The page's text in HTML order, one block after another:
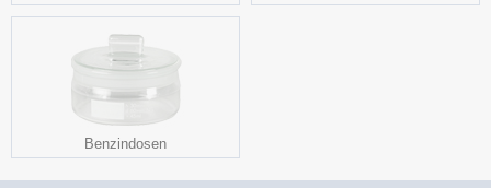
Benzindosen